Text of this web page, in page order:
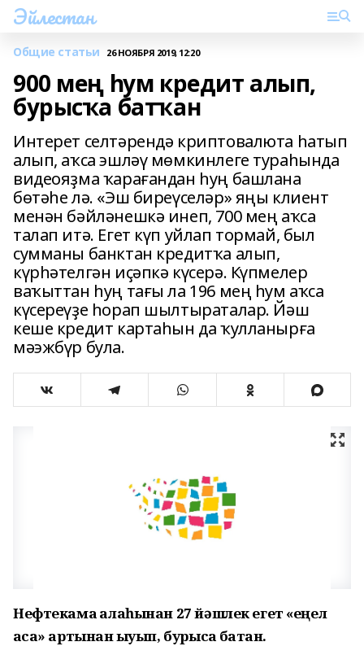
Эйлестан
Общие статьи 26 НОЯБРЯ 2019, 12:20
900 мең һум кредит алып,
бурысҡа батҡан
Интерет селтәрендә криптовалюта һатып
алып, аҡса эшләү мөмкинлеге тураһында
видеояҙма ҡарағандан һуң башлана
бөтәһе лә. «Эш биреүселәр» яңы клиент
менән бәйләнешкә инеп, 700 мең аҡса
талап итә. Егет күп уйлап тормай, был
сумманы банктан кредитҡа алып,
күрһәтелгән иҫәпкә күсерә. Күпмелер
ваҡыттан һуң тағы ла 196 мең һум аҡса
күсереүҙе һорап шылтыраталар. Йәш
кеше кредит картаһын да ҡулланырға
мәэжбүр була.
Нефтекама ҡалаһынан 27 йәшлек егет «еңел
аҡса» артынан ҡыуып, бурысҡа батҡан.